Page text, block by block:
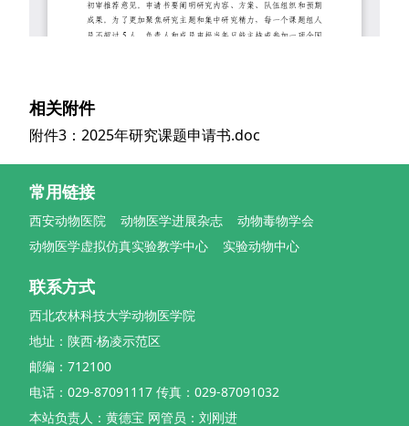
相关附件
附件3：2025年研究课题申请书.doc
常用链接
西安动物医院 动物医学进展杂志
动物毒物学会
动物医学虚拟仿真实验教学中心
实验动物中心
联系方式
西北农林科技大学动物医学院
地址：陕西·杨凌示范区
邮编：712100
电话：029-87091117 传真：029-87091032
本站负责人：黄德宝 网管员：刘刚进